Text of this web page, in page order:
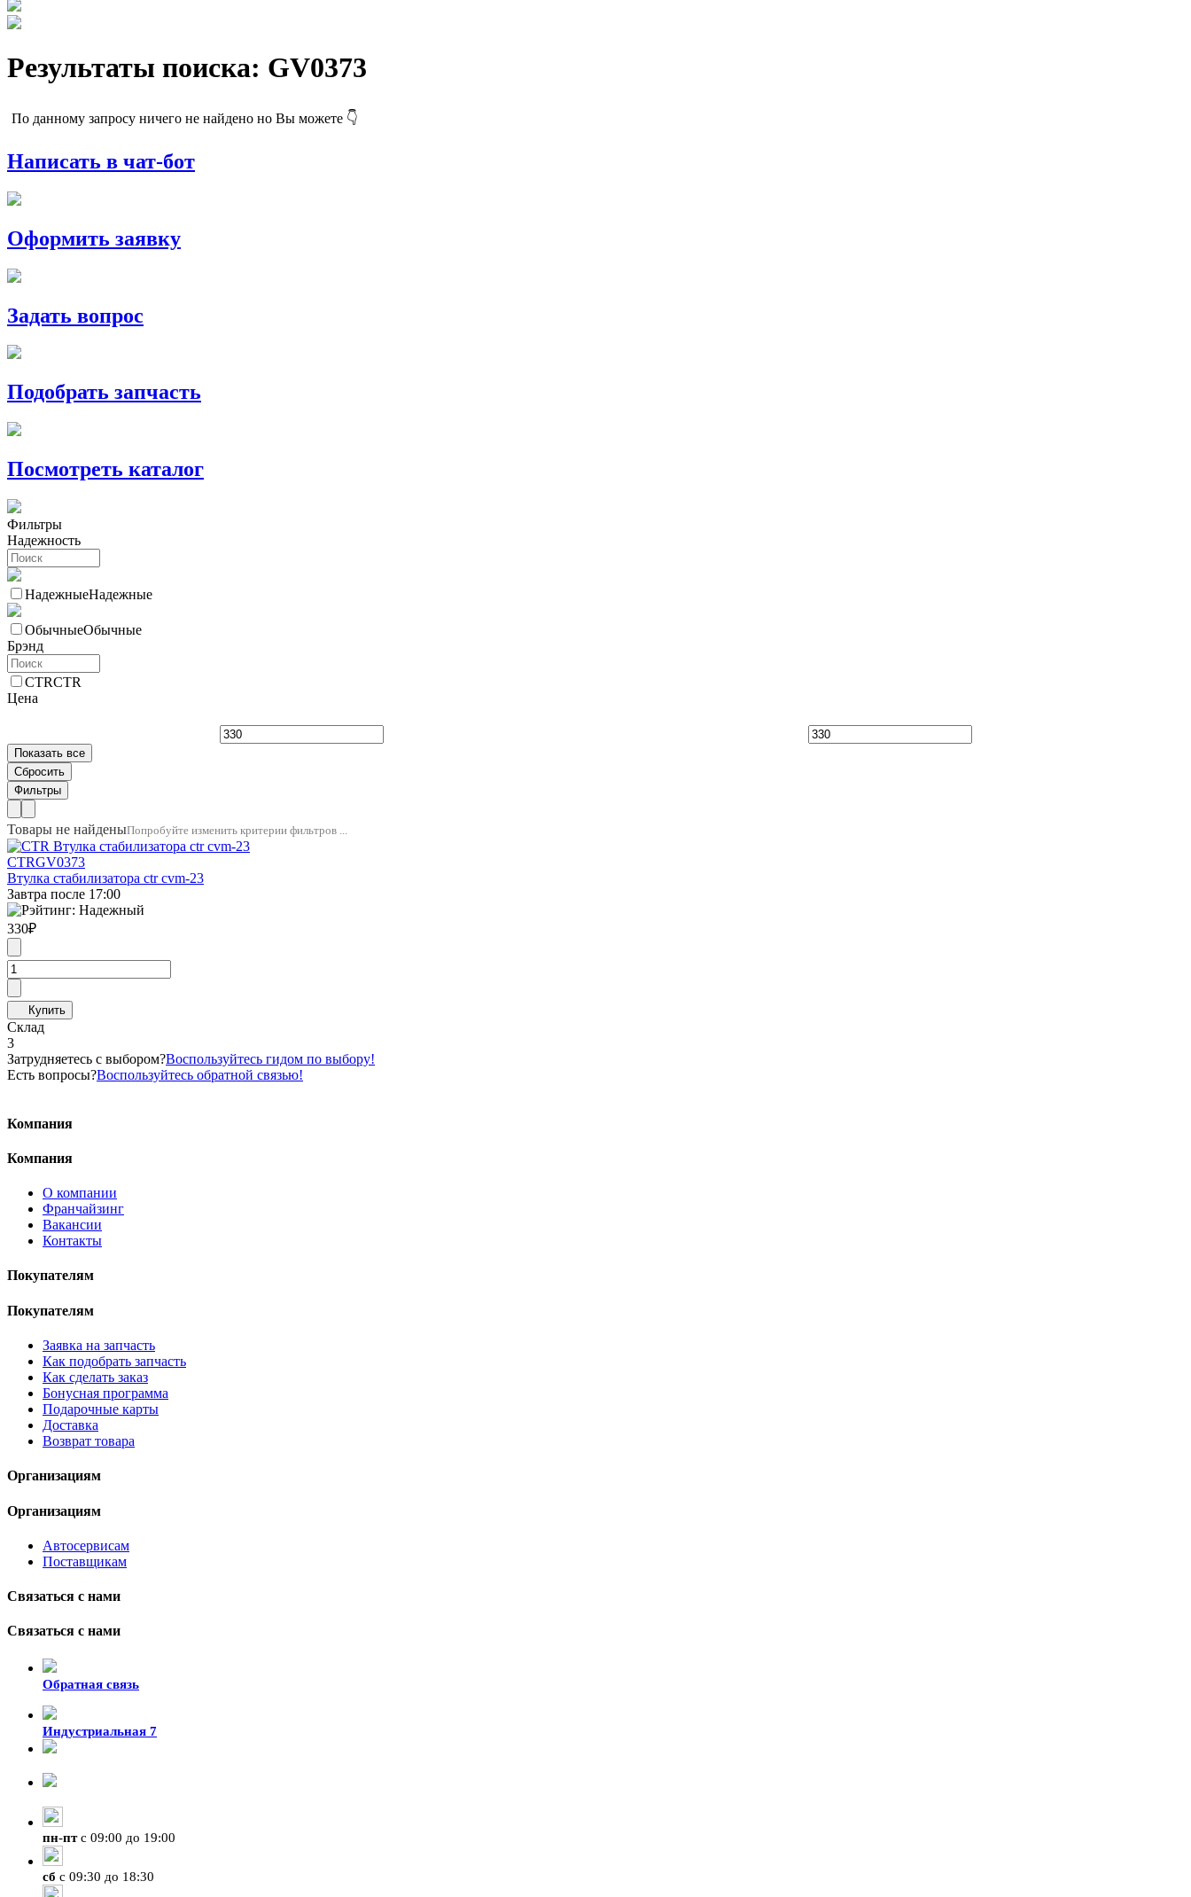
Результаты поиска: GV0373
По данному запросу ничего не найдено но Вы можете 👇
Написать в чат-бот
Оформить заявку
Задать вопрос
Подобрать запчасть
Посмотреть каталог
Фильтры
Надежность
НадежныеНадежные
ОбычныеОбычные
Брэнд
CTRCTR
Цена
Товары не найденыПопробуйте изменить критерии фильтров ...
CTRGV0373
Втулка стабилизатора ctr cvm-23
Завтра после 17:00
330₽
Склад
3
Затрудняетесь с выбором?Воспользуйтесь гидом по выбору!
Есть вопросы?Воспользуйтесь обратной связью!
Компания
Компания
О компании
Франчайзинг
Вакансии
Контакты
Покупателям
Покупателям
Заявка на запчасть
Как подобрать запчасть
Как сделать заказ
Бонусная программа
Подарочные карты
Доставка
Возврат товара
Организациям
Организациям
Автосервисам
Поставщикам
Связаться с нами
Связаться с нами
Обратная связь
Индустриальная 7
пн-птс 09:00 до 19:00
сб с 09:30 до 18:30